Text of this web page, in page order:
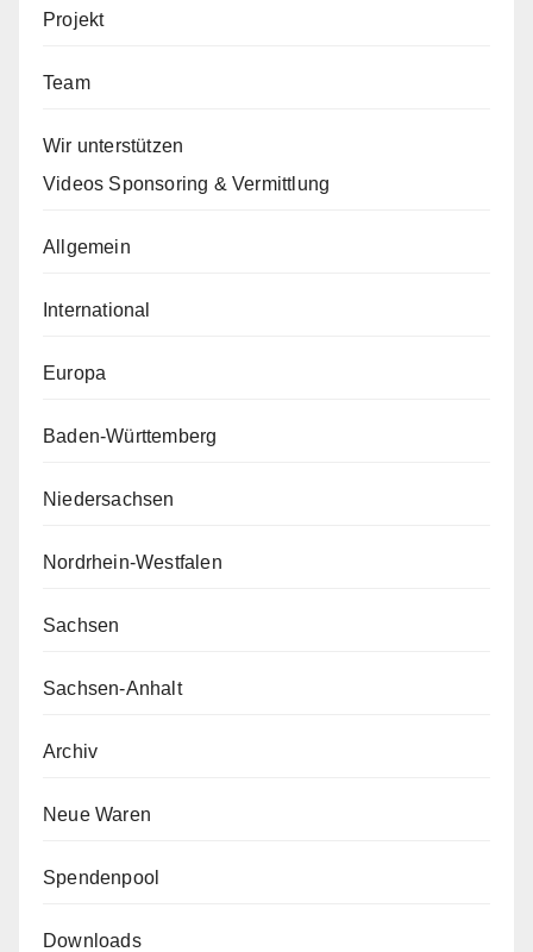
Projekt
Team
Wir unterstützen
Videos Sponsoring & Vermittlung
Allgemein
International
Europa
Baden-Württemberg
Niedersachsen
Nordrhein-Westfalen
Sachsen
Sachsen-Anhalt
Archiv
Neue Waren
Spendenpool
Downloads